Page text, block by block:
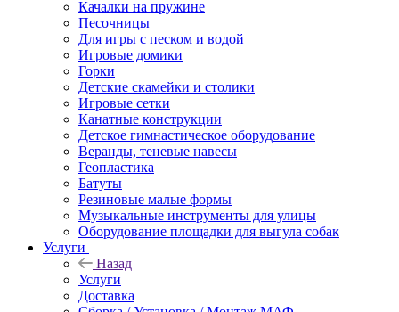
Качалки на пружине
Песочницы
Для игры с песком и водой
Игровые домики
Горки
Детские скамейки и столики
Игровые сетки
Канатные конструкции
Детское гимнастическое оборудование
Веранды, теневые навесы
Геопластика
Батуты
Резиновые малые формы
Музыкальные инструменты для улицы
Оборудование площадки для выгула собак
Услуги
Назад
Услуги
Доставка